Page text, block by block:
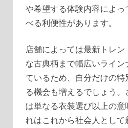
や希望する体験内容によっ
べる利便性があります。
店舗によっては最新トレ
な古典柄まで幅広いライ
ているため、自分だけの特
る機会も増えるでしょう
は単なる衣装選び以上の
れはこれから社会人とし